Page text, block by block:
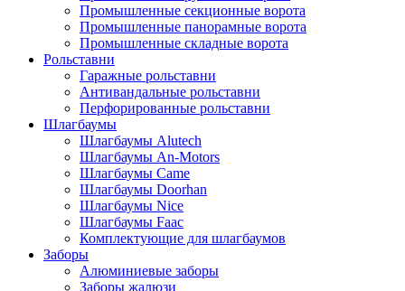
Промышленные секционные ворота
Промышленные панорамные ворота
Промышленные складные ворота
Рольставни
Гаражные рольставни
Антивандальные рольставни
Перфорированные рольставни
Шлагбаумы
Шлагбаумы Alutech
Шлагбаумы An-Motors
Шлагбаумы Came
Шлагбаумы Doorhan
Шлагбаумы Nice
Шлагбаумы Faac
Комплектующие для шлагбаумов
Заборы
Алюминиевые заборы
Заборы жалюзи